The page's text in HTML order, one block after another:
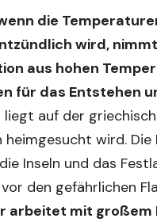
die
wird,
aus hohen
für das Entstehen
auf der
wird.
Inseln und das
den gefährlichen
arbeitet mit